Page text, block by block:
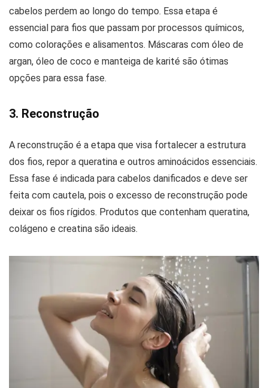
cabelos perdem ao longo do tempo. Essa etapa é
essencial para fios que passam por processos químicos,
como colorações e alisamentos. Máscaras com óleo de
argan, óleo de coco e manteiga de karité são ótimas
opções para essa fase.
3. Reconstrução
A reconstrução é a etapa que visa fortalecer a estrutura
dos fios, repor a queratina e outros aminoácidos essenciais.
Essa fase é indicada para cabelos danificados e deve ser
feita com cautela, pois o excesso de reconstrução pode
deixar os fios rígidos. Produtos que contenham queratina,
colágeno e creatina são ideais.